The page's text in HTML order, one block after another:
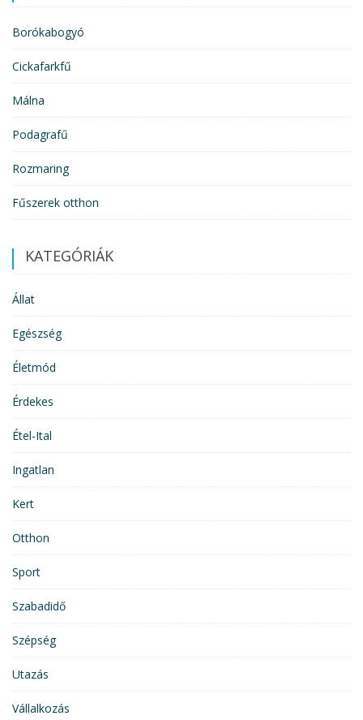
Borókabogyó
Cickafarkfű
Málna
Podagrafű
Rozmaring
Fűszerek otthon
KATEGÓRIÁK
Állat
Egészség
Életmód
Érdekes
Étel-Ital
Ingatlan
Kert
Otthon
Sport
Szabadidő
Szépség
Utazás
Vállalkozás